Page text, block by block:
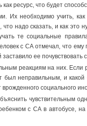
ресурс, что будет
Их необходимо учить,
надо сказать, и как это
те социальные
с СА отмечал, что
ее почувствовать
реакциям на них. Если
был неправильным, и
социального
чувствительным
с СА в автобусе,